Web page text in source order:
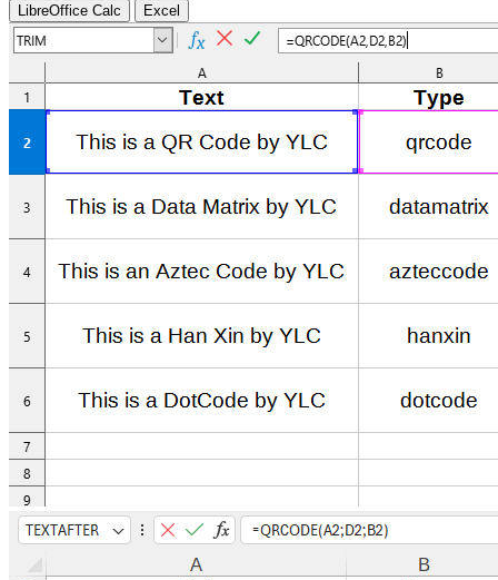
LibreOffice Calc Excel